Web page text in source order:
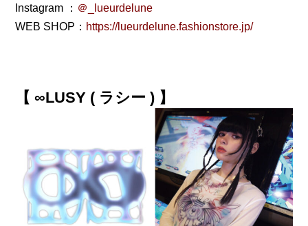
Instagram ： ＠_lueurdelune
WEB SHOP： https://lueurdelune.fashionstore.jp/
【 ∞LUSY ( ラシー ) 】